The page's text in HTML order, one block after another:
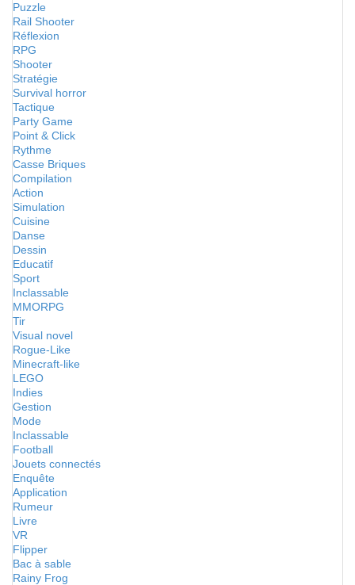
Puzzle
Rail Shooter
Réflexion
RPG
Shooter
Stratégie
Survival horror
Tactique
Party Game
Point & Click
Rythme
Casse Briques
Compilation
Action
Simulation
Cuisine
Danse
Dessin
Educatif
Sport
Inclassable
MMORPG
Tir
Visual novel
Rogue-Like
Minecraft-like
LEGO
Indies
Gestion
Mode
Inclassable
Football
Jouets connectés
Enquête
Application
Rumeur
Livre
VR
Flipper
Bac à sable
Rainy Frog